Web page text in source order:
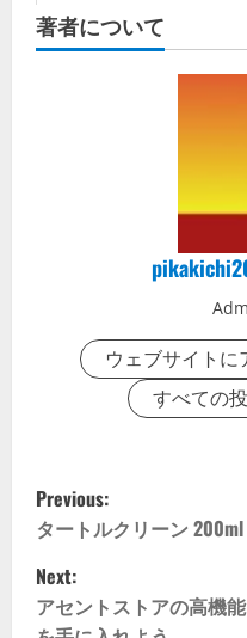
著者について
ウェブサイトに
すべての
P
o
s
Previous:
タートルクリーン 200ml
Next:
アセントストアの高機